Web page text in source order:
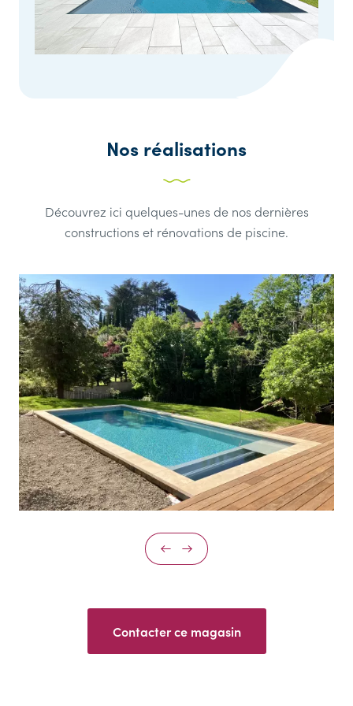
Nos réalisations
Découvrez ici quelques-unes de nos dernières
constructions et rénovations de piscine.
Contacter ce magasin